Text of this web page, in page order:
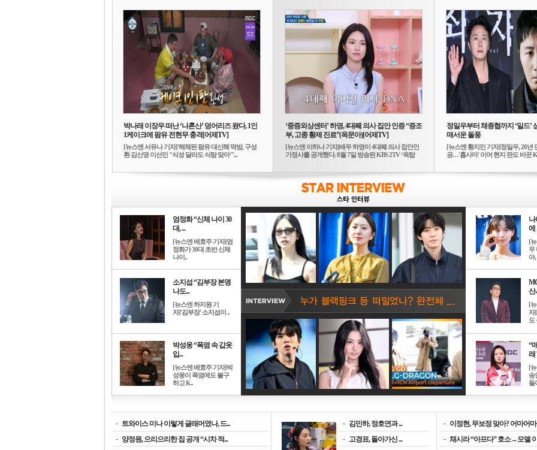
박나래 이장우 떠난 ‘나혼산’ 덩어리즈 왔다, 1인
1케이크에 팜유 전현무 충격[어제TV]
[뉴스엔 서유나 기자]'해체된 팜유 대신해 먹방, 구성
환 김신영 이선민 "식성 달라도 식탐 맞아"'...
‘중증외상센터’ 하영, 4대째 의사 집안 인증 “증조
부, 고종 황제 진료”(옥문아)[어제TV]
[뉴스엔 이하나 기자]배우 하영이 4대째 의사 집안인
가정사를 공개했다. 8월 7일 방송된 KBS 2TV ‘옥탑
정일우부터 채종협까지 ‘일드’
매서운 돌풍
[뉴스엔 황지민 기자]정일우, 20년
공…'횹사마' 이어 현지 판도 바꾼
엄정화 “신체 나이 30
대, ...
[뉴스엔 배효주 기자]엄
정화가 30대 초반 신체
나이..
소지섭 “김부장 본명
나도...
[뉴스엔 하지원 기
자]'김부장' 소지섭이 ..
박성웅 “폭염 속 갑옷
입...
[뉴스엔 배효주 기자]박
성웅이 폭염에도 불구
하고 K..
나
에
[
우
아,
산
[
자
도
“
래
[
송
들
- 트와이스 미나 이렇게 글래머였나, 드...
- 양정원, 으리으리한 집 공개 “시차 적...
- 김민하, 정호연과 ...
- 고경표, 돌아가신 ...
- 이정현, 무보정 맞아? 어마어마
- 채시라 “아프다” 호소→모델